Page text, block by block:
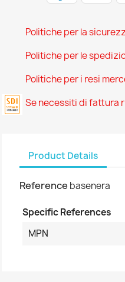
Politiche per la
Politiche per le
Politiche per i resi
Se necessiti di fattura
Product Details
Reference basenera
Specific References
MPN